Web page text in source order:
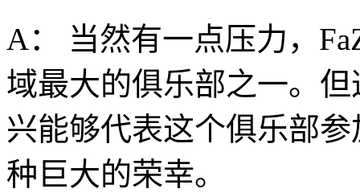
A： 当然有一点压力，
域最大的俱乐部之一。
兴能够代表这个俱乐部
种巨大的荣幸。